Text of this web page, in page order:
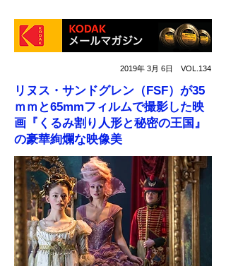
2019年 3月 6日 VOL.134
リヌス・サンドグレン（FSF）が35
ｍｍと65mmフィルムで撮影した映
画『くるみ割り人形と秘密の王国』
の豪華絢爛な映像美